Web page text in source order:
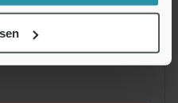
Laserscanning-